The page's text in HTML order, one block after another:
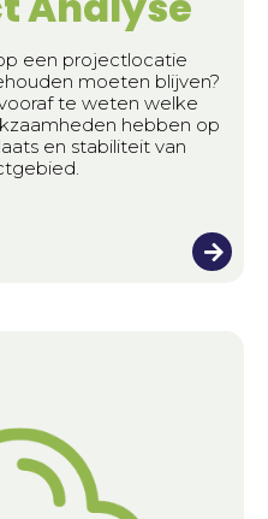
een projectlocatie
moeten blijven?
te weten welke
hebben op
en stabiliteit van